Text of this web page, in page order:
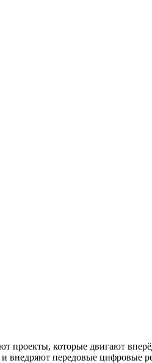
проекты, которые двигают
внедряют передовые цифровые